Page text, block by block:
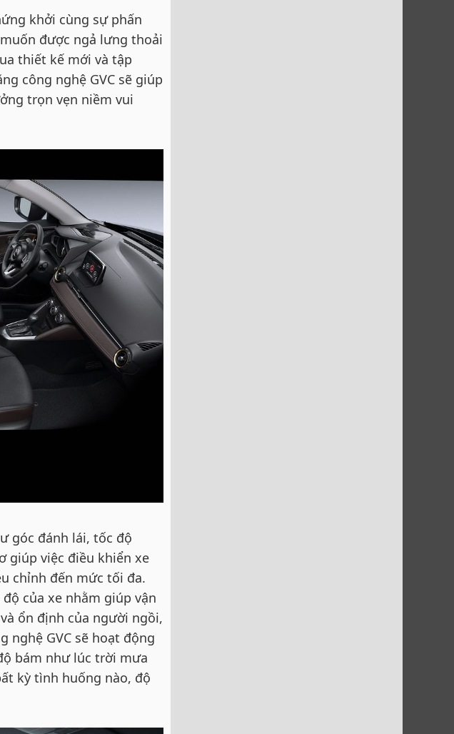
khởi cùng sự phấn
được ngả lưng thoải
thiết kế mới và tập
công nghệ GVC sẽ giúp
trọn vẹn niềm vui
góc đánh lái, tốc độ
giúp việc điều khiển xe
chỉnh đến mức tối đa.
của xe nhằm giúp vận
ổn định của người ngồi,
nghệ GVC sẽ hoạt động
bám như lúc trời mưa
kỳ tình huống nào, độ